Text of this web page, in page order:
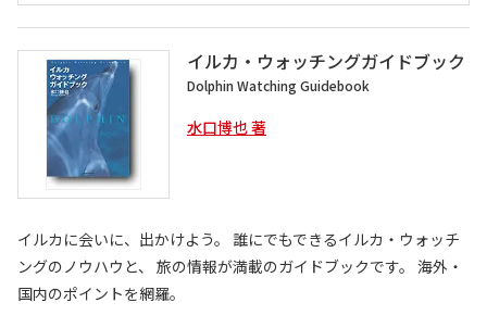
イルカ・ウォッチングガイドブック
Dolphin Watching Guidebook
水口博也 著
イルカに会いに、出かけよう。 誰にでもできるイルカ・ウォッチ
ングのノウハウと、 旅の情報が満載のガイドブックです。 海外・
国内のポイントを網羅。